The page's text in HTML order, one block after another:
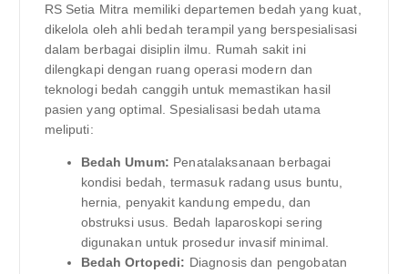
RS Setia Mitra memiliki departemen bedah yang kuat,
dikelola oleh ahli bedah terampil yang berspesialisasi
dalam berbagai disiplin ilmu. Rumah sakit ini
dilengkapi dengan ruang operasi modern dan
teknologi bedah canggih untuk memastikan hasil
pasien yang optimal. Spesialisasi bedah utama
meliputi:
Bedah Umum: Penatalaksanaan berbagai
kondisi bedah, termasuk radang usus buntu,
hernia, penyakit kandung empedu, dan
obstruksi usus. Bedah laparoskopi sering
digunakan untuk prosedur invasif minimal.
Bedah Ortopedi: Diagnosis dan pengobatan